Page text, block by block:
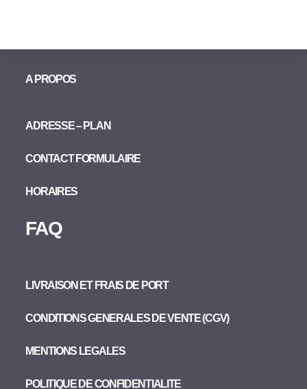
A PROPOS
ADRESSE – PLAN
CONTACT FORMULAIRE
HORAIRES
FAQ
LIVRAISON ET FRAIS DE PORT
CONDITIONS GENERALES DE VENTE (CGV)
MENTIONS LEGALES
POLITIQUE DE CONFIDENTIALITE